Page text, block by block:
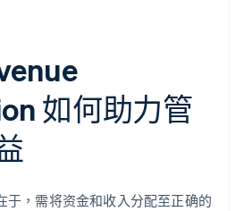
如何助力管
于，需将资金和收入分配至正确的